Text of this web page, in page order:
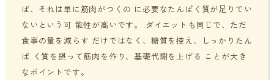
ば、それは単に筋肉がつくの に必要なたんぱく質が足りてい
ないという可 能性が高いです。 ダイエットも同じで、ただ
食事の量を減らす だけではなく、糖質を控え、しっかりたん
ぱ く質を摂って筋肉を作り、基礎代謝を上げる ことが大き
なポイントです。